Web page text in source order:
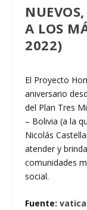
A LOS
2022)
El Proyecto
aniversario
del Plan Tres
– Bolivia (a la
Nicolás
atender y
comunidades
social.
Fuente: